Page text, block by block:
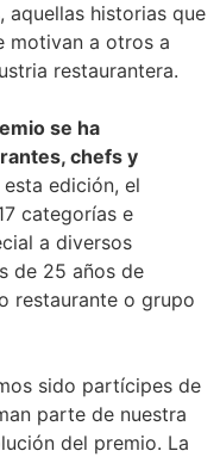
aquellas historias que
motivan a otros a
restaurantera.
se ha
chefs y
esta edición, el
categorías e
a diversos
de 25 años de
restaurante o grupo
sido partícipes de
parte de nuestra
del premio. La